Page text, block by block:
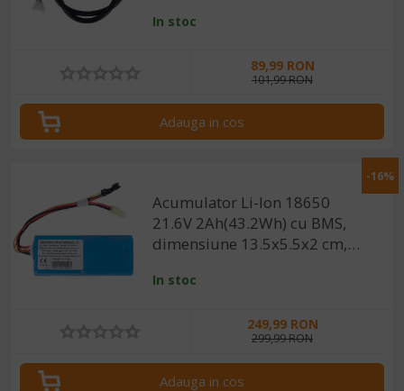
In stoc
89,99 RON
101,99 RON
Adauga in cos
-16%
Acumulator Li-Ion 18650
21.6V 2Ah(43.2Wh) cu BMS,
dimensiune 13.5x5.5x2 cm,
Kid
In stoc
249,99 RON
299,99 RON
Adauga in cos